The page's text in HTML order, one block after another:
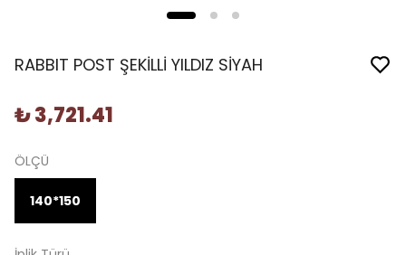
RABBIT POST ŞEKİLLİ YILDIZ SİYAH
₺ 3,721.41
ÖLÇÜ
140*150